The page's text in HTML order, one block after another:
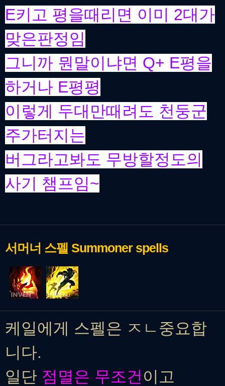
E키고 평을때리면 이미 2대가
맞은판정임
그니까 뭔말이냐면 Q+ E평을
하거나 E평평
이렇게 두대만때려도 천둥군
주가터지는
버그라고봐도 무방할정도의
사기 챔프임~
서머너 스펠 Summoner spells
케일에게 스펠은 ㅈㄴ중요합
니다.
일단 점멸은 무조건이고